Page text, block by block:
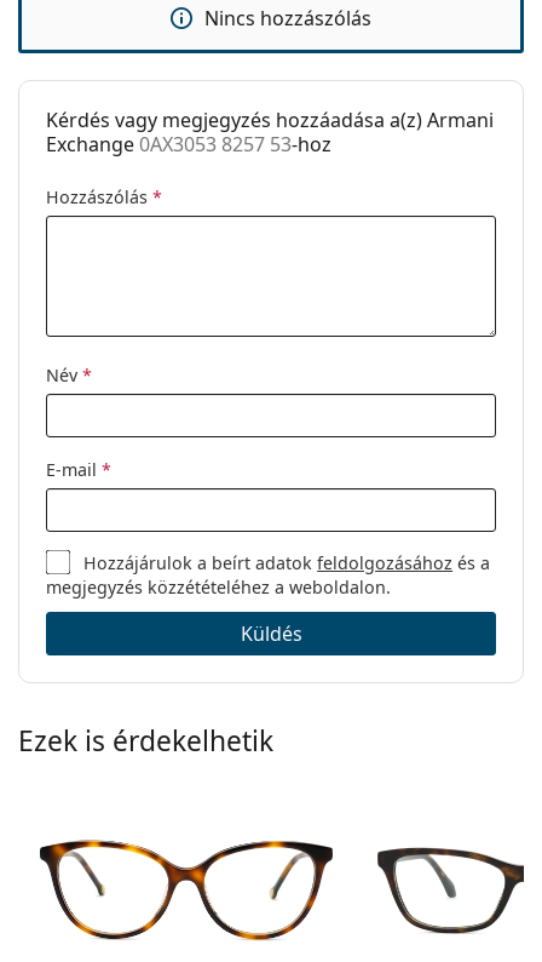
Tok:
Nem
Tisztítókendő:
Igen
Egyéb
Kategória:
Nincs hozzászólás
Kérdés vagy megjegyzés hozzáadása a(z) Armani
Exchange0AX3053 8257 53-hoz
Hozzászólás *
Név *
E-mail *
Hozzájárulok a beírt adatokfeldolgozásához és a
megjegyzés közzétételéhez a weboldalon.
Küldés
Ezek is érdekelhetik